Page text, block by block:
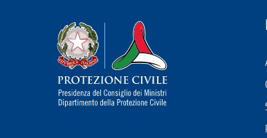
Dipartimento della